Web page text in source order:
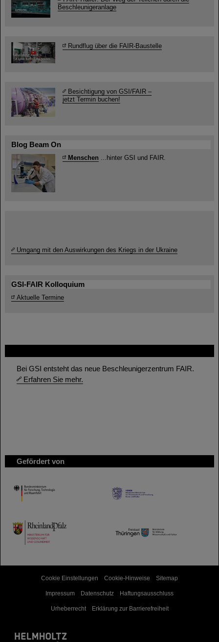
Bei GSI entsteht das neue Beschleunigerzentrum FAIR.
Erfahren Sie mehr.
Gefördert von
HMWK
TMWWDG
Beschleunigeranlage
Rundflug über die FAIR-Baustelle
Besichtigung von GSI/FAIR –
jetzt Termin buchen!
Blog Beam On
Menschen ...hinter GSI und FAIR.
Umgang mit den Auswirkungen des Kriegs in der Ukraine
GSI-FAIR Kolloquium
Aktuelle Termine
Cookie Einstellungen Cookie-Hinweise Sitemap
Impressum Datenschutz Haftungsausschluss
Urheberrecht Erklärung zur Barrierefreiheit